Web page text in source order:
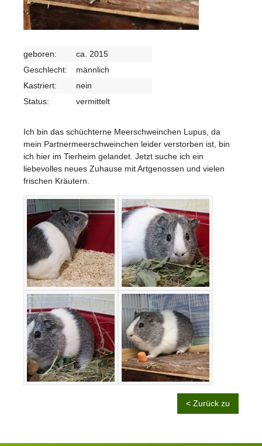
geboren:
ca. 2015
Geschlecht:
männlich
Kastriert:
nein
Status:
vermittelt
Ich bin das schüchterne Meerschweinchen Lupus, da
mein Partnermeerschweinchen leider verstorben ist, bin
ich hier im Tierheim gelandet. Jetzt suche ich ein
liebevolles neues Zuhause mit Artgenossen und vielen
frischen Kräutern.
< Zurück zu